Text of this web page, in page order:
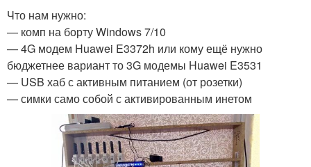
Что нам нужно:
— комп на борту Windows 7/10
— 4G модем Huawei E3372h или кому ещё нужно
бюджетнее вариант то 3G модемы Huawei E3531
— USB хаб с активным питанием (от розетки)
— симки само собой с активированным инетом